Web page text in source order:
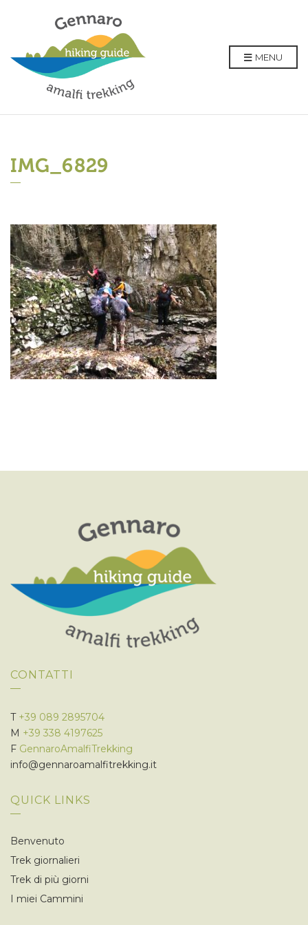
MENU
IMG_6829
CONTATTI
T +39 089 2895704
M +39 338 4197625
F GennaroAmalfiTrekking
info@gennaroamalfitrekking.it
QUICK LINKS
Benvenuto
Trek giornalieri
Trek di più giorni
I miei Cammini